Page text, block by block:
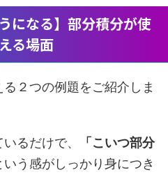
になる】部分積分が使
える場面
２つの例題をご紹介しま
るだけで、
「こいつ部分
いう感がしっかり身につき